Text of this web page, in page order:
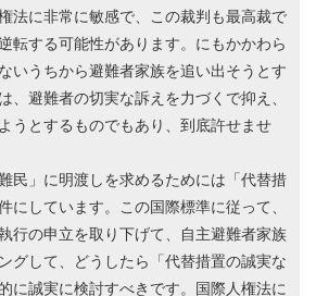
法に非常に敏感で、この裁判も最高裁で
転する可能性があります。にもかかわら
いうちから避難者家族を追い出そうとす
、避難者の切実な訴えを力づくで抑え、
うとするものでもあり、到底許せませ
民」に明渡しを求めるためには「代替措
にしています。この国際標準に従って、
行の申立を取り下げて、自主避難者家族
グして、どうしたら「代替措置の誠実な
に誠実に検討すべきです。国際人権法に